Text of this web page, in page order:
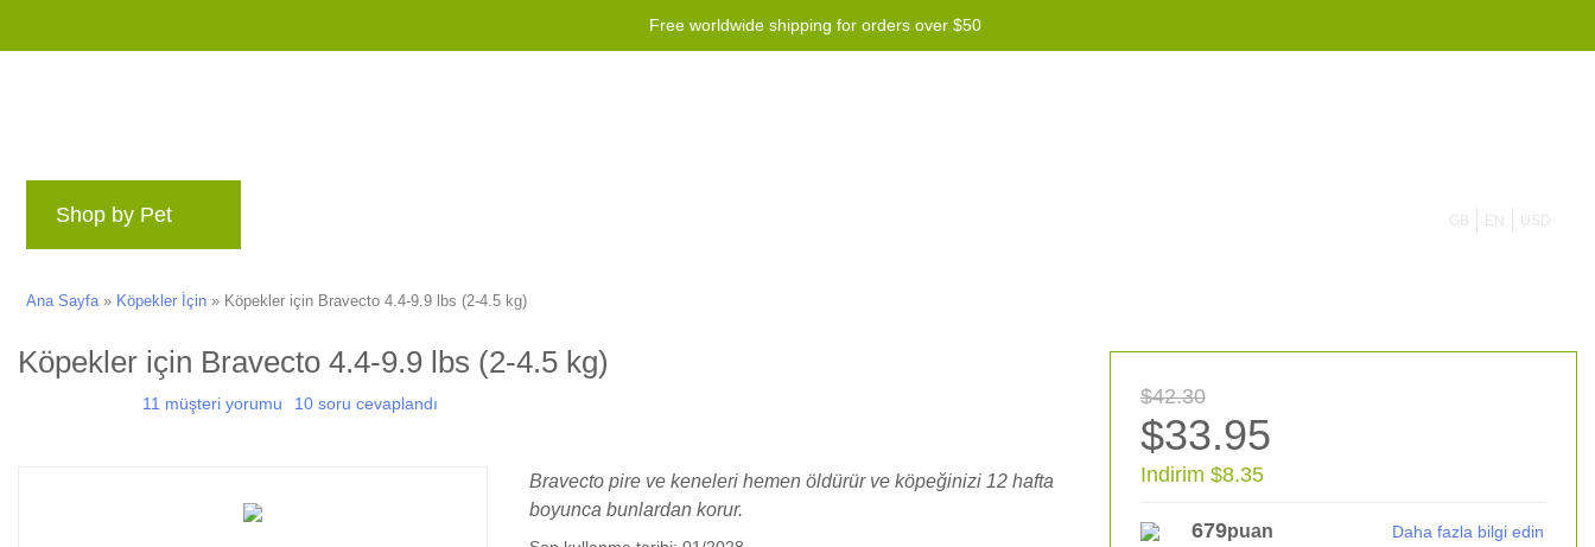
Free worldwide shipping for orders over $50
Shop by Pet GB EN USD
Ana Sayfa» Köpekler İçin » Köpekler için Bravecto 4.4-9.9 lbs (2-4.5 kg)
Köpekler için Bravecto 4.4-9.9 lbs (2-4.5 kg)
11 müşteri yorumu 10 soru cevaplandı
Bravecto pire ve keneleri hemen öldürür ve köpeğinizi 12 hafta
boyunca bunlardan korur.
$42.30
$33.95
Indirim $8.35
679puan Daha fazla bilgi edin